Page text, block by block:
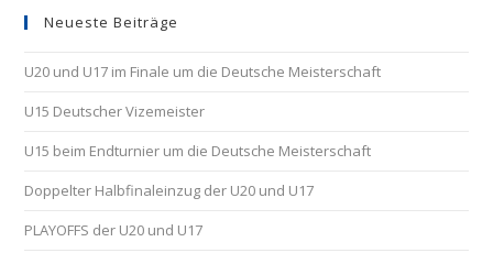
Neueste Beiträge
U20 und U17 im Finale um die Deutsche Meisterschaft
U15 Deutscher Vizemeister
U15 beim Endturnier um die Deutsche Meisterschaft
Doppelter Halbfinaleinzug der U20 und U17
PLAYOFFS der U20 und U17